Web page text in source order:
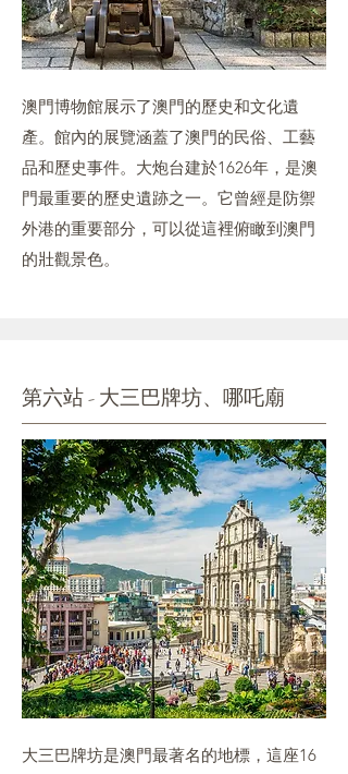
澳門博物館展示了澳門的歷史和文化遺
產。館內的展覽涵蓋了澳門的民俗、工藝
品和歷史事件。大炮台建於1626年，是澳
門最重要的歷史遺跡之一。它曾經是防禦
外港的重要部分，可以從這裡俯瞰到澳門
的壯觀景色。
第六站 - 大三巴牌坊、哪吒廟
大三巴牌坊是澳門最著名的地標，這座16